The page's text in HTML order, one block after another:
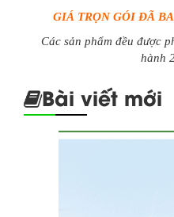
GIÁ TRỌN GÓI ĐÃ
Các sản phẩm đều được
hành
Bài viết mới